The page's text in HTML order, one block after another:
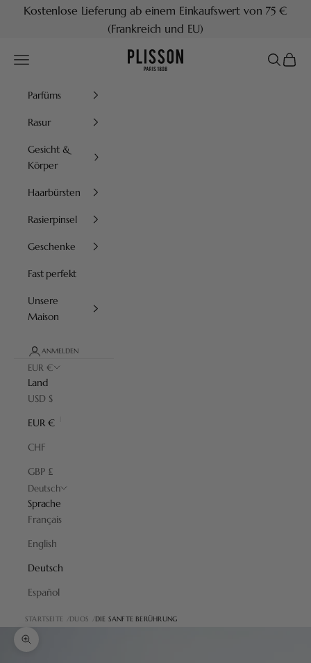
Zum Inhalt springen
Kostenlose Lieferung ab einem Einkaufswert von 75 €
(Frankreich und EU)
Plisson 1808
Menü Suchen
Parfüms
Rasur
Gesicht &
Körper
Haarbürsten
Rasierpinsel
Geschenke
Fast perfekt
Unsere
Maison
ANMELDEN
EUR €
Land
USD $
EUR €
CHF
GBP £
Deutsch
Sprache
Français
English
Deutsch
Español
STARTSEITE DUOS DIE SANFTE BERÜHRUNG
Bild vergrößern